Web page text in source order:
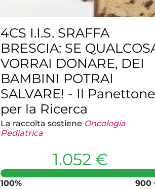
4CS I.I.S. SRAFFA
BRESCIA: SE
VORRAI DONARE, DEI
BAMBINI POTRAI
SALVARE! - Il Panettone
per la Ricerca
La raccolta sostiene Oncologia
Pediatrica
1.052 €
100%
900